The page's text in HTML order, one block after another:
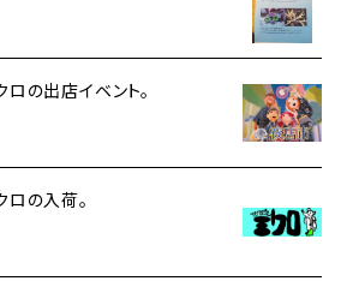
の出店イベント。
の入荷。